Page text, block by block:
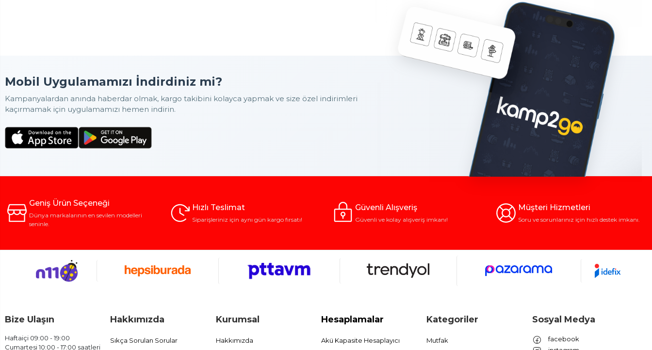
Mobil Uygulamamızı İndirdiniz mi?
Kampanyalardan anında haberdar olmak, kargo takibini kolayca yapmak ve size özel indirimleri
kaçırmamak için uygulamamızı hemen indirin.
Geniş Ürün Seçeneği
Dünya markalarının en sevilen modelleri
seninle.
Hızlı Teslimat
Siparişleriniz için aynı gün kargo fırsatı!
Güvenli Alışveriş
Güvenli ve kolay alışveriş imkanı!
Müşteri Hizmetleri
Soru ve sorunlarınız için hızlı destek imkanı.
Bize Ulaşın
Haftaiçi 09:00 - 19:00
Cumartesi 10:00 - 17:00 saatleri
Hakkımızda
Sıkça Sorulan Sorular
Kurumsal
Hakkımızda
Hesaplamalar
Akü Kapasite Hesaplayıcı
Kategoriler
Mutfak
Sosyal Medya
facebook